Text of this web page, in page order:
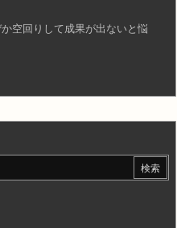
空回りして成果が出ないと悩